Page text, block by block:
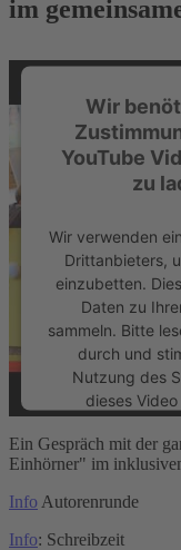
im
Wir
YouTube
zu
Wir verwenden
Drittanbieters,
einzubetten.
Daten zu
sammeln. Bitte
durch und
Nutzung des
dieses
Mehr
Ein Gespräch mit der
Einhörner" im
Info Autorenrunde
Info: Schreibzeit